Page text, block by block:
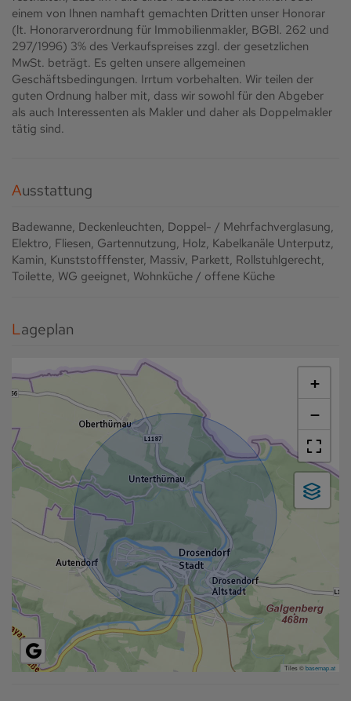
einem von Ihnen namhaft gemachten Dritten unser Honorar
(lt. Honorarverordnung für Immobilienmakler, BGBl. 262 und
297/1996) 3% des Verkaufspreises zzgl. der gesetzlichen
MwSt. beträgt. Es gelten unsere allgemeinen
Geschäftsbedingungen. Irrtum vorbehalten. Wir teilen der
guten Ordnung halber mit, dass wir sowohl für den Abgeber
als auch Interessenten als Makler und daher als Doppelmakler
tätig sind.
Ausstattung
Badewanne Deckenleuchten Doppel- / Mehrfachverglasung
Elektro Fliesen Gartennutzung Holz Kabelkanäle Unterputz
Kamin Kunststofffenster Massiv Parkett Rollstuhlgerecht
Toilette WG geeignet Wohnküche / offene Küche
Lageplan
+
−
Tiles ©basemap.at